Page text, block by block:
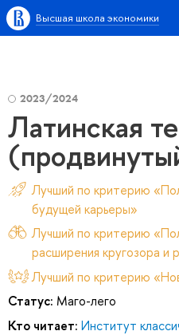
Высшая школа экономики
2023/2024
Латинская
Лучший по критерию
будущей карьеры»
Лучший по критерию
расширения кругозора и
Лучший по критерию
Статус: Маго-лего
Кто читает: Институт